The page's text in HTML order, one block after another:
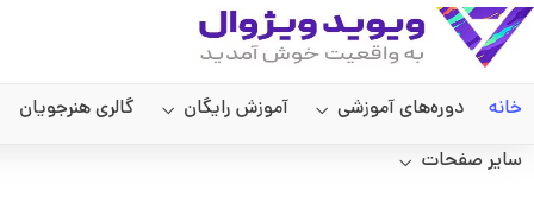
خانه دوره‌های آموزشی آموزش رایگان گالری هنرجویان
سایر صفحات